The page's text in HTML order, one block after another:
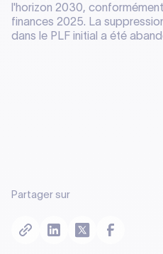
l'horizon 2030,
finances 2025. La
dans le PLF initial a été
Partager sur